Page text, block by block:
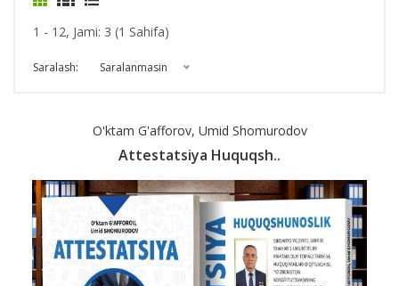
1 - 12, Jami: 3 (1 Sahifa)
Saralash: Saralanmasin
O'ktam G'afforov, Umid Shomurodov
Attestatsiya Huquqsh..